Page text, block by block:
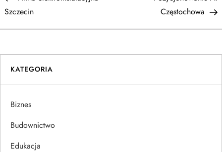
a
w
i
g
a
c
Szczecin
Częstochowa
KATEGORIA
Biznes
Budownictwo
Edukacja